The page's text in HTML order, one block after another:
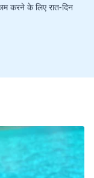
करने के लिए रात-दिन